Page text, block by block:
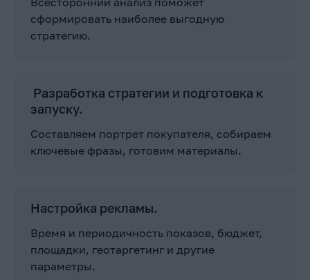
сформировать наиболее выгодную
стратегию.
Разработка стратегии и подготовка к
запуску.
Составляем портрет покупателя, собираем
ключевые фразы, готовим материалы.
Настройка рекламы.
Время и периодичность показов, бюджет,
площадки, геотаргетинг и другие
параметры.